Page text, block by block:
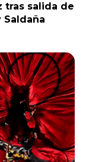
tras salida de